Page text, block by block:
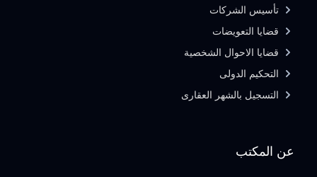
عن المكتب
تأسيس الشركات
قضايا التعويضات
قضايا الاحوال الشخصية
التحكيم الدولى
التسجيل بالشهر العقارى